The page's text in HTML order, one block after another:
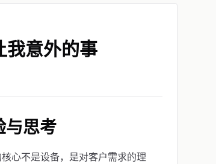
我意外的事
与思考
心不是设备，是对客户需求的理